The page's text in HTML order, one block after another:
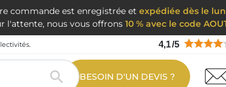
commande est enregistrée etexpédiée dès le
l'attente, nous vous offrons 10 % avec le code
4,1/5
 BESOIN D'UN DEVIS ?